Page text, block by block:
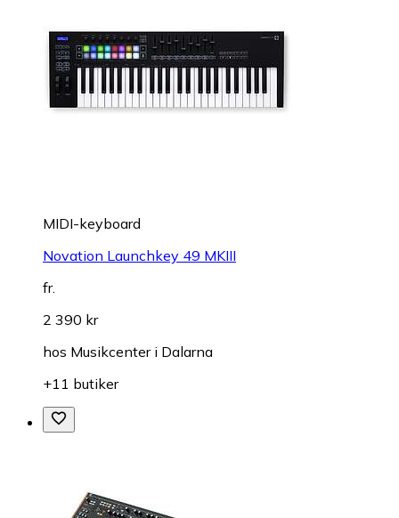
MIDI-keyboard
Novation Launchkey 49 MKIII
fr.
2 390 kr
hos Musikcenter i Dalarna
+11 butiker